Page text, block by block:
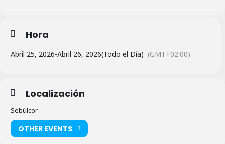
Hora
Abril 25, 2026-Abril 26, 2026(Todo el Día) (GMT+02:00)
Localización
Sebúlcor
OTHER EVENTS